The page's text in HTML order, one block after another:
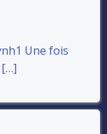
Une fois
[…]